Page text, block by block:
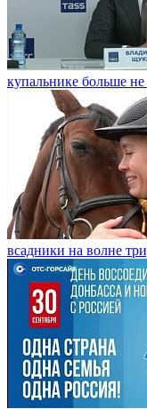
купальнике больше не
всадники на волне